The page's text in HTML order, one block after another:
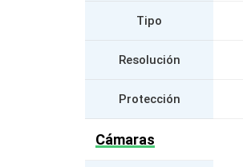
Tipo
Resolución
Protección
Cámaras